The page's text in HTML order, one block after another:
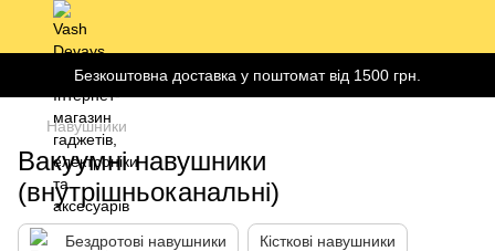
Безкоштовна доставка у поштомат від 1500 грн.
Навушники
Вакуумні навушники
(внутрішньоканальні)
Бездротові навушники Кісткові навушники